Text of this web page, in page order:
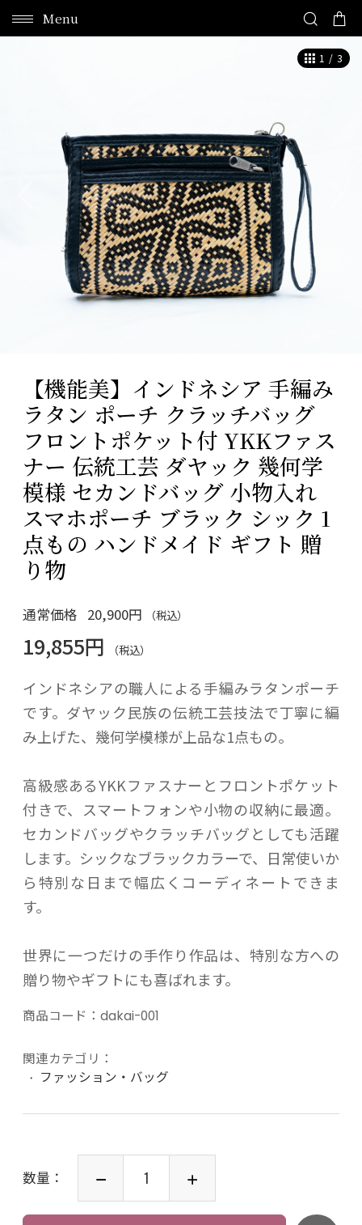
Menu
1 / 3
【機能美】インドネシア 手編み
ラタン ポーチ クラッチバッグ
フロントポケット付 YKKファス
ナー 伝統工芸 ダヤック 幾何学
模様 セカンドバッグ 小物入れ
スマホポーチ ブラック シック 1
点もの ハンドメイド ギフト 贈
り物
通常価格 20,900円 （税込）
19,855円 （税込）
インドネシアの職人による手編みラタンポーチ
です。ダヤック民族の伝統工芸技法で丁寧に編
み上げた、幾何学模様が上品な1点もの。
高級感あるYKKファスナーとフロントポケット
付きで、スマートフォンや小物の収納に最適。
セカンドバッグやクラッチバッグとしても活躍
します。シックなブラックカラーで、日常使いか
ら特別な日まで幅広くコーディネートできま
す。
世界に一つだけの手作り作品は、特別な方への
贈り物やギフトにも喜ばれます。
商品コード： dakai-001
関連カテゴリ：
ファッション・バッグ
数量：